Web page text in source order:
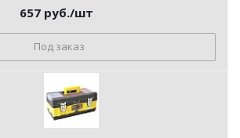
657 руб./шт
Под заказ